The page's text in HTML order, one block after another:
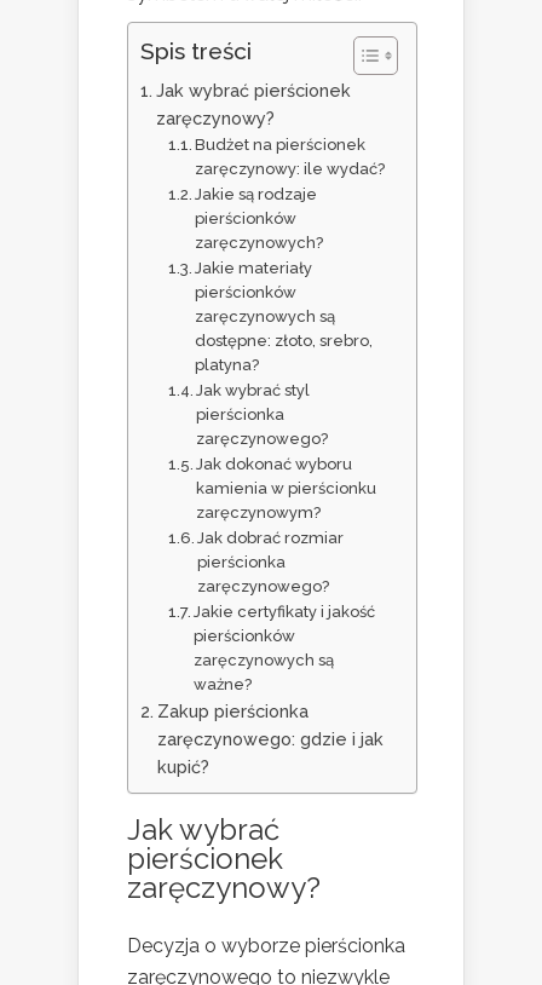
Spis treści
Jak wybrać pierścionek
zaręczynowy?
Budżet na pierścionek
zaręczynowy: ile wydać?
Jakie są rodzaje
pierścionków
zaręczynowych?
Jakie materiały
pierścionków
zaręczynowych są
dostępne: złoto, srebro,
platyna?
Jak wybrać styl
pierścionka
zaręczynowego?
Jak dokonać wyboru
kamienia w pierścionku
zaręczynowym?
Jak dobrać rozmiar
pierścionka
zaręczynowego?
Jakie certyfikaty i jakość
pierścionków
zaręczynowych są
ważne?
Zakup pierścionka
zaręczynowego: gdzie i jak
kupić?
Jak wybrać
pierścionek
zaręczynowy?
Decyzja o wyborze pierścionka
zaręczynowego to niezwykle